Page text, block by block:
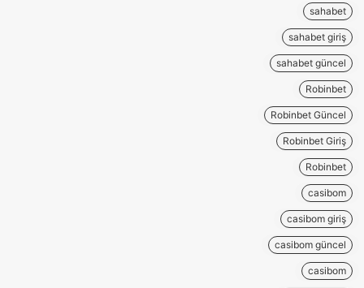
sahabet
sahabet giriş
sahabet güncel
Robinbet
Robinbet Güncel
Robinbet Giriş
Robinbet
casibom
casibom giriş
casibom güncel
casibom